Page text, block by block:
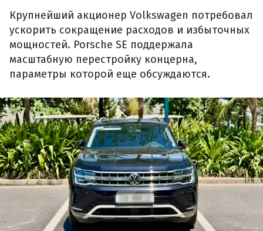
Крупнейший акционер Volkswagen потребовал
ускорить сокращение расходов и избыточных
мощностей. Porsche SE поддержала
масштабную перестройку концерна,
параметры которой еще обсуждаются.